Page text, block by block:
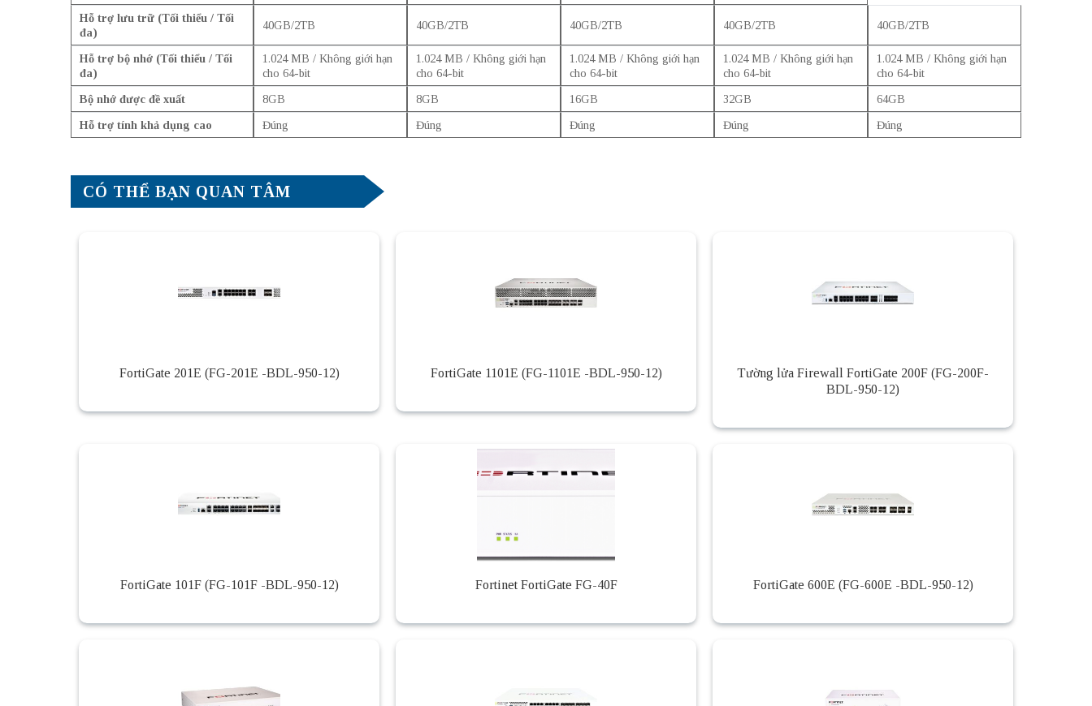
Hỗ trợ lưu trữ (Tối thiểu / Tối
đa)
40GB/2TB 40GB/2TB 40GB/2TB 40GB/2TB 40GB/2TB
Hỗ trợ bộ nhớ (Tối thiểu / Tối
đa)
1.024 MB / Không giới hạn
cho 64-bit
1.024 MB / Không giới hạn
cho 64-bit
1.024 MB / Không giới hạn
cho 64-bit
1.024 MB / Không giới hạn
cho 64-bit
1.024 MB / Không giới hạn
cho 64-bit
Bộ nhớ được đề xuất
8GB 8GB 16GB 32GB
64GB
Hỗ trợ tính khả dụng cao
Đúng Đúng Đúng Đúng Đúng
CÓ THỂ BẠN QUAN TÂM
FortiGate 201E (FG-201E -BDL-950-12) FortiGate 1101E (FG-1101E -BDL-950-12)
Tường lửa Firewall FortiGate 200F (FG-200F-
BDL-950-12)
FortiGate 101F (FG-101F -BDL-950-12) Fortinet FortiGate FG-40F FortiGate 600E (FG-600E -BDL-950-12)